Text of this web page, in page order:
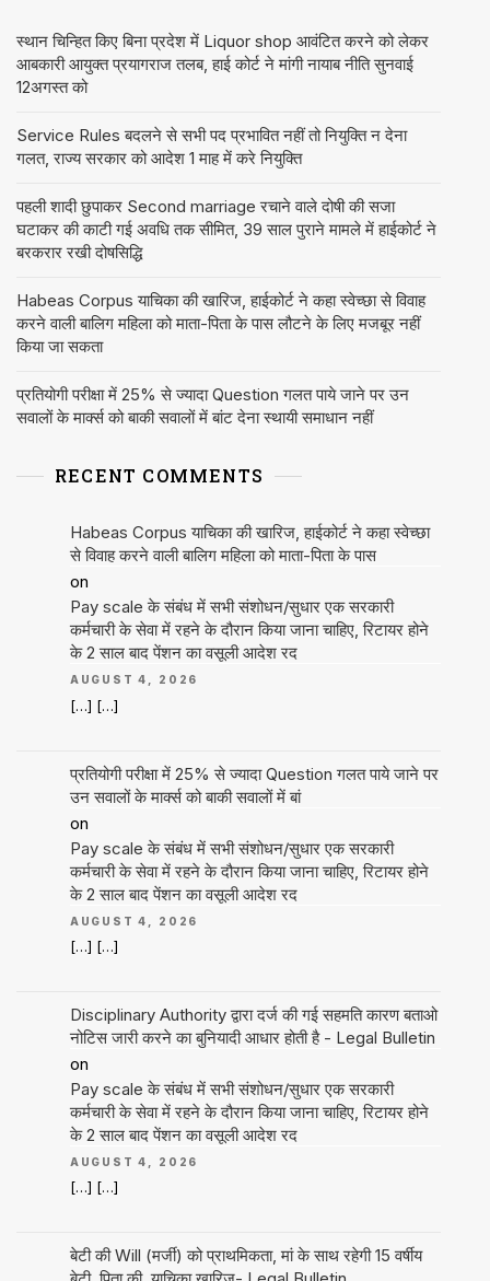
स्थान चिन्हित किए बिना प्रदेश में Liquor shop आवंटित करने को लेकर
आबकारी आयुक्त प्रयागराज तलब, हाई कोर्ट ने मांगी नायाब नीति सुनवाई
12अगस्त को
Service Rules बदलने से सभी पद प्रभावित नहीं तो नियुक्ति न देना
गलत, राज्य सरकार को आदेश 1 माह में करे नियुक्ति
पहली शादी छुपाकर Second marriage रचाने वाले दोषी की सजा
घटाकर की काटी गई अवधि तक सीमित, 39 साल पुराने मामले में हाईकोर्ट ने
बरकरार रखी दोषसिद्धि
Habeas Corpus याचिका की खारिज, हाईकोर्ट ने कहा स्वेच्छा से विवाह
करने वाली बालिग महिला को माता-पिता के पास लौटने के लिए मजबूर नहीं
किया जा सकता
प्रतियोगी परीक्षा में 25% से ज्यादा Question गलत पाये जाने पर उन
सवालों के मार्क्स को बाकी सवालों में बांट देना स्थायी समाधान नहीं
RECENT COMMENTS
Habeas Corpus याचिका की खारिज, हाईकोर्ट ने कहा स्वेच्छा
से विवाह करने वाली बालिग महिला को माता-पिता के पास
on
Pay scale के संबंध में सभी संशोधन/सुधार एक सरकारी
कर्मचारी के सेवा में रहने के दौरान किया जाना चाहिए, रिटायर होने
के 2 साल बाद पेंशन का वसूली आदेश रद
AUGUST 4, 2026
[…] […]
प्रतियोगी परीक्षा में 25% से ज्यादा Question गलत पाये जाने पर
उन सवालों के मार्क्स को बाकी सवालों में बां
on
Pay scale के संबंध में सभी संशोधन/सुधार एक सरकारी
कर्मचारी के सेवा में रहने के दौरान किया जाना चाहिए, रिटायर होने
के 2 साल बाद पेंशन का वसूली आदेश रद
AUGUST 4, 2026
[…] […]
Disciplinary Authority द्वारा दर्ज की गई सहमति कारण बताओ
नोटिस जारी करने का बुनियादी आधार होती है - Legal Bulletin
on
Pay scale के संबंध में सभी संशोधन/सुधार एक सरकारी
कर्मचारी के सेवा में रहने के दौरान किया जाना चाहिए, रिटायर होने
के 2 साल बाद पेंशन का वसूली आदेश रद
AUGUST 4, 2026
[…] […]
बेटी की Will (मर्जी) को प्राथमिकता, मां के साथ रहेगी 15 वर्षीय